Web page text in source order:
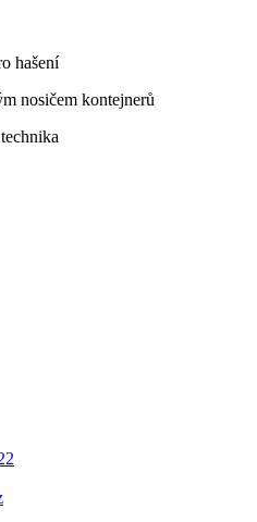
hašení
nosičem kontejnerů